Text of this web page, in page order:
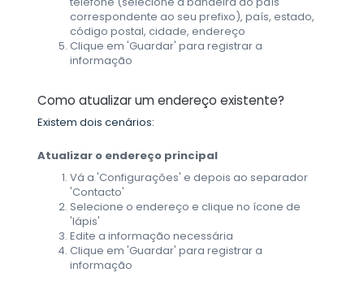
correspondente ao seu prefixo), país, estado,
código postal, cidade, endereço
Clique em 'Guardar' para registrar a
informação
Como atualizar um endereço existente?
Existem dois cenários:
Atualizar o endereço principal
Vá a 'Configurações' e depois ao separador
'Contacto'
Selecione o endereço e clique no ícone de
'lápis'
Edite a informação necessária
Clique em 'Guardar' para registrar a
informação